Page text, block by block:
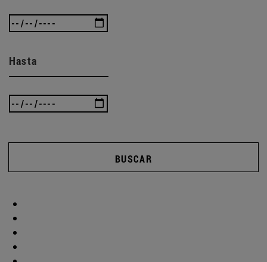
Hasta
BUSCAR